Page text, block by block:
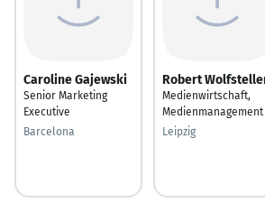
Caroline Gajewski
Senior Marketing
Executive
Barcelona
Robert
Medienwirtschaft,
Medienmanagement
Leipzig